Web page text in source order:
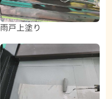
雨戸上塗り